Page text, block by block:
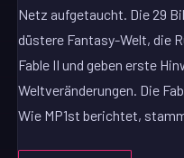
Netz aufgetaucht. Die 29
düstere Fantasy-Welt, die
Fable II und geben erste
Weltveränderungen. Die
Wie MP1st berichtet,